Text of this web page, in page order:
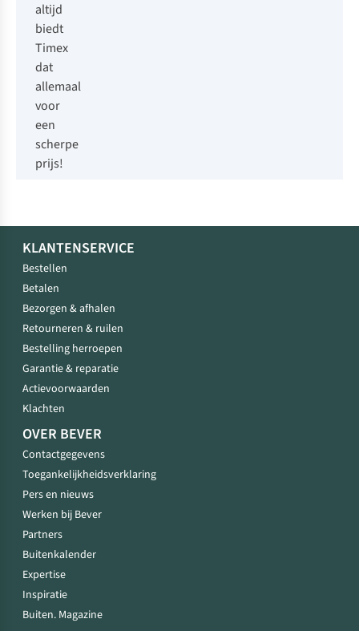
altijd
biedt
Timex
dat
allemaal
voor
een
scherpe
prijs!
KLANTENSERVICE
Bestellen
Betalen
Bezorgen & afhalen
Retourneren & ruilen
Bestelling herroepen
Garantie & reparatie
Actievoorwaarden
Klachten
OVER BEVER
Contactgegevens
Toegankelijkheidsverklaring
Pers en nieuws
Werken bij Bever
Partners
Buitenkalender
Expertise
Inspiratie
Buiten. Magazine